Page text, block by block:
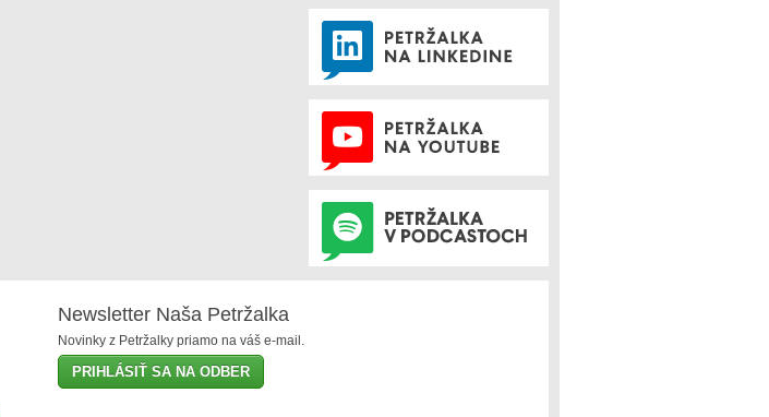
Newsletter Naša Petržalka
Novinky z Petržalky priamo na váš e-mail.
PRIHLÁSIŤ SA NA ODBER